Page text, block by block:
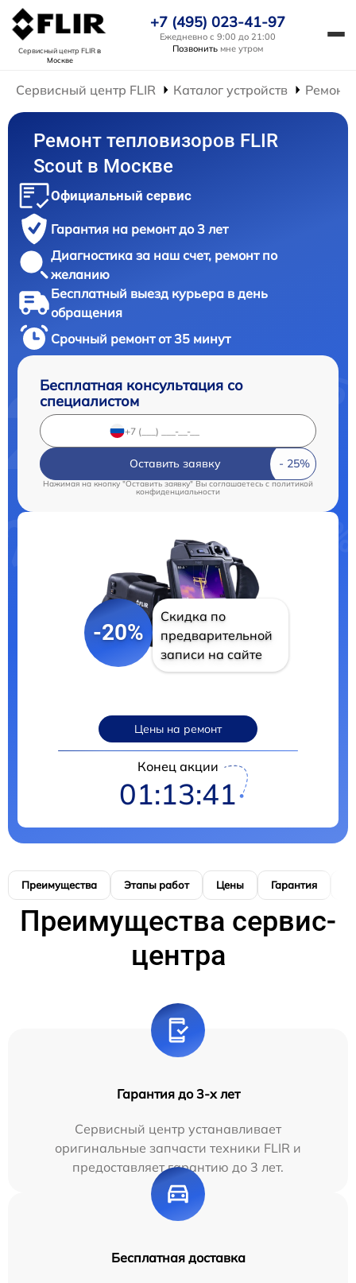
Сервисный центр FLIRв
Москве
+7 (495) 023-41-97
Ежедневно с 9:00 до 21:00
Позвонить мне утром
Сервисный центр FLIR Каталог устройств Ремонт
Ремонт тепловизоров FLIR
Scout в Москве
Официальный сервис
Гарантия на ремонт до 3 лет
Диагностика за наш счет, ремонт по
желанию
Бесплатный выезд курьера в день
обращения
Срочный ремонт от 35 минут
Бесплатная консультация со
специалистом
Оставить заявку
Нажимая на кнопку "Оставить заявку" Вы соглашаетесь c политикой
конфиденциальности
-20%
Скидка по
предварительной
записи на сайте
Цены на ремонт
Конец акции
01:13:40
Преимущества Этапы работ Цены Гарантия
Преимущества сервис-
центра
Гарантия до 3-х лет
Сервисный центр устанавливает
оригинальные запчасти техники FLIR и
предоставляет гарантию до 3 лет.
Бесплатная доставка